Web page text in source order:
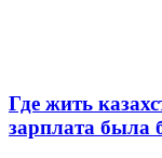
Где жить
зарплата была